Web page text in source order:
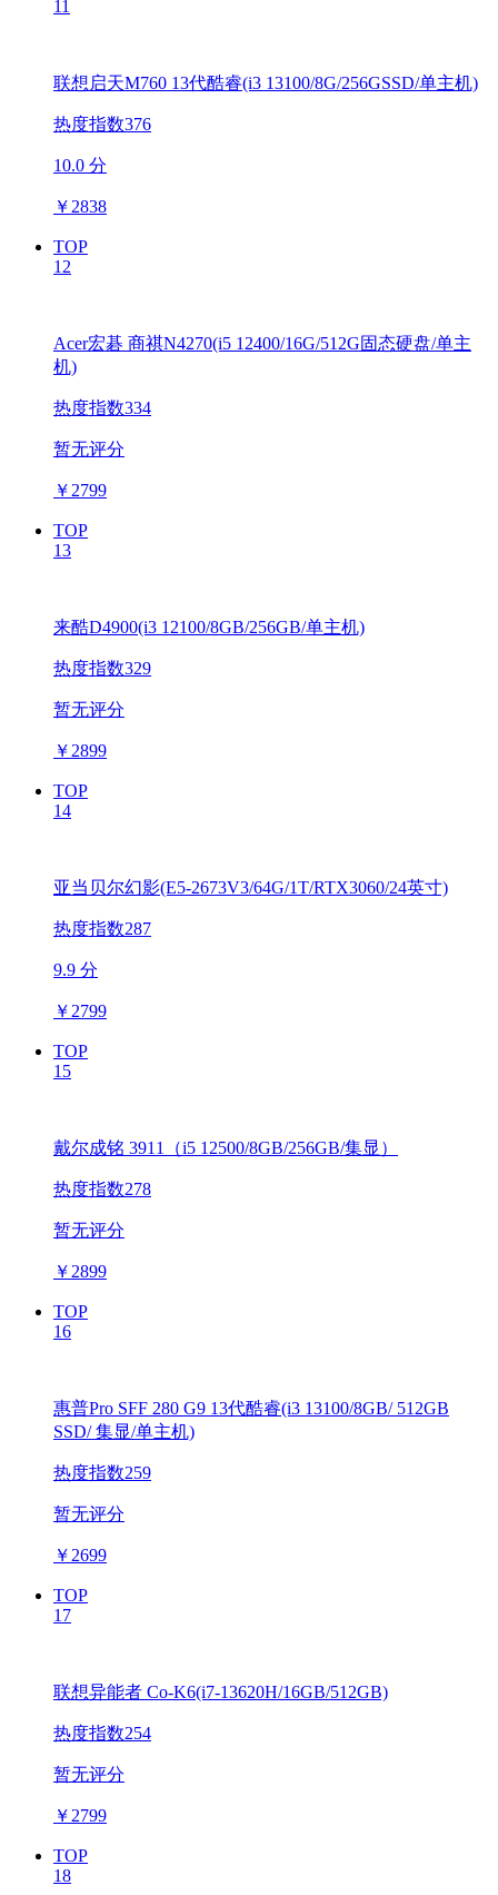
11
联想启天M760 13代酷睿(i3 13100/8G/256GSSD/单主机)
热度指数376
10.0 分
￥ 2838
TOP
12
Acer宏碁 商祺N4270(i5 12400/16G/512G固态硬盘/单主
机)
热度指数334
暂无评分
￥ 2799
TOP
13
来酷D4900(i3 12100/8GB/256GB/单主机)
热度指数329
暂无评分
￥ 2899
TOP
14
亚当贝尔幻影(E5-2673V3/64G/1T/RTX3060/24英寸)
热度指数287
9.9 分
￥ 2799
TOP
15
戴尔成铭 3911（i5 12500/8GB/256GB/集显）
热度指数278
暂无评分
￥ 2899
TOP
16
惠普Pro SFF 280 G9 13代酷睿(i3 13100/8GB/ 512GB
SSD/ 集显/单主机)
热度指数259
暂无评分
￥ 2699
TOP
17
联想异能者 Co-K6(i7-13620H/16GB/512GB)
热度指数254
暂无评分
￥ 2799
TOP
18